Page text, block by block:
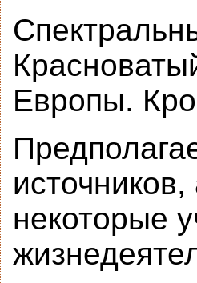
Европы.
некоторые